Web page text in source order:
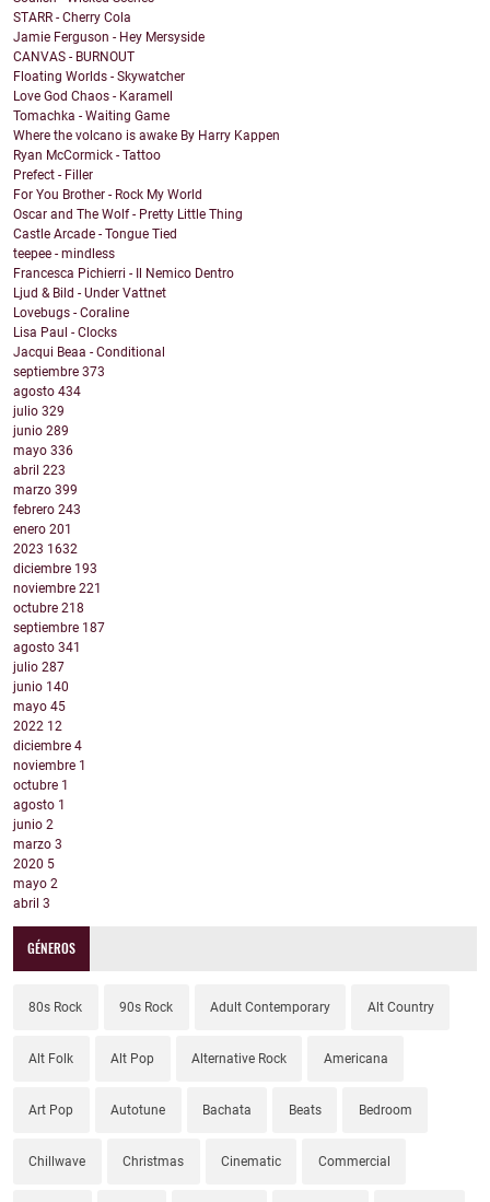
STARR - Cherry Cola
Jamie Ferguson - Hey Mersyside
CANVAS - BURNOUT
Floating Worlds - Skywatcher
Love God Chaos - Karamell
Tomachka - Waiting Game
Where the volcano is awake By Harry Kappen
Ryan McCormick - Tattoo
Prefect - Filler
For You Brother - Rock My World
Oscar and The Wolf - Pretty Little Thing
Castle Arcade - Tongue Tied
teepee - mindless
Francesca Pichierri - Il Nemico Dentro
Ljud & Bild - Under Vattnet
Lovebugs - Coraline
Lisa Paul - Clocks
Jacqui Beaa - Conditional
septiembre 373
agosto 434
julio 329
junio 289
mayo 336
abril 223
marzo 399
febrero 243
enero 201
2023 1632
diciembre 193
noviembre 221
octubre 218
septiembre 187
agosto 341
julio 287
junio 140
mayo 45
2022 12
diciembre 4
noviembre 1
octubre 1
agosto 1
junio 2
marzo 3
2020 5
mayo 2
abril 3
GÉNEROS
80s Rock 90s Rock Adult Contemporary Alt Country
Alt Folk Alt Pop Alternative Rock Americana
Art Pop Autotune Bachata Beats Bedroom
Chillwave Christmas Cinematic Commercial